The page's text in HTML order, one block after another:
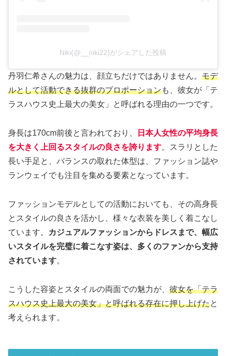
Niki(@__niki22)がシェアした投稿
丹羽仁希さんの魅力は、顔立ちだけではありません。 モデ
ルとして活動できる抜群のプロポーションも、彼女が「テ
ラスハウス史上最大の美女」と呼ばれる理由の一つです。
身長は170cm前後と言われており、
日本人女性の平均身長
を大きく上回るスタイルの良さを誇ります。スラリとした
長い手足と、バランスの取れた体型は、ファッション誌や
ランウェイでも注目を集める要素となっています。
ファッションモデルとしての活動においても、その高身長
とスタイルの良さを活かし、様々な衣装を美しく着こなし
ています。
カジュアルファッションからドレスまで、幅広
いスタイルを完璧に着こなす姿は、多くのファンから支持
されています。
こうした容姿とスタイルの両面での魅力が、 彼女を「テラ
スハウス史上最大の美女」と呼ばれる存在に押し上げたと
考えられます。